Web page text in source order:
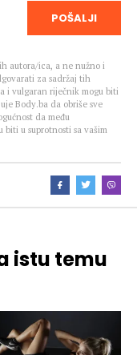
POŠALJI
autora/ica, a ne nužno i
za sadržaj tih
i vulgaran riječnik mogu biti
Body.ba da obriše sve
da među
biti u suprotnosti sa vašim
istu temu